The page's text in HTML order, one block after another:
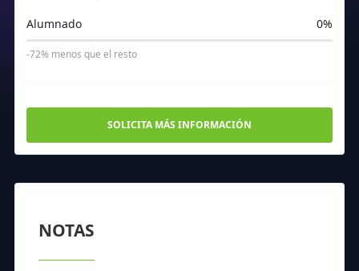
Alumnado 0%
-72% menos que el resto
SOLICITA MÁS INFORMACIÓN
NOTAS